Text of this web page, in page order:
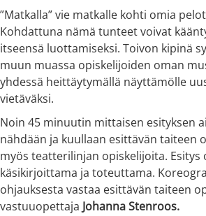
”Matkalla” vie matkalle kohti omia
Kohdattuna nämä tunteet voivat
itseensä luottamiseksi. Toivon kipinä
muun muassa opiskelijoiden oman
yhdessä heittäytymällä näyttämölle
vietäväksi.
Noin 45 minuutin mittaisen esityksen
nähdään ja kuullaan esittävän taiteen
myös teatterilinjan opiskelijoita. Esitys
käsikirjoittama ja toteuttama.
ohjauksesta vastaa esittävän taiteen
vastuuopettaja Johanna Stenroos.